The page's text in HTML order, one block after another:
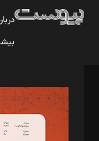
مدیر مسئول:
سردبیر: مهرک
دبیر تحریریه: میثم